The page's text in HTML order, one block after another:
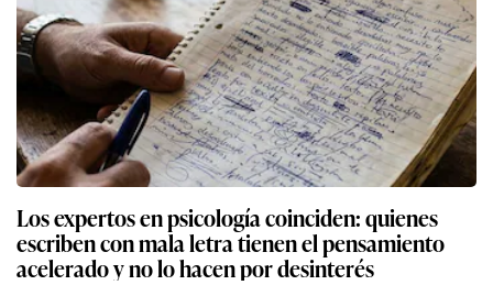
Los expertos en psicología coinciden: quienes
escriben con mala letra tienen el pensamiento
acelerado y no lo hacen por desinterés